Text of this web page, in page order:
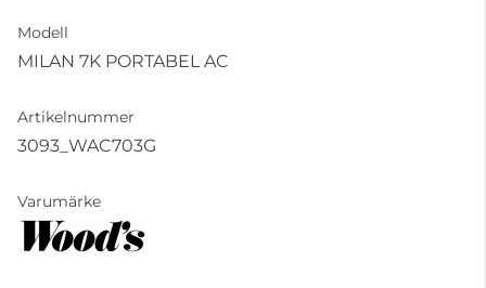
Modell
MILAN 7K PORTABEL AC
Artikelnummer
3093_WAC703G
Varumärke